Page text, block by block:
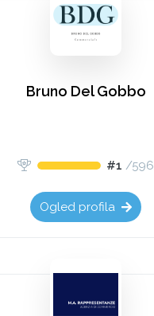
Bruno Del Gobbo
#1 /596
Ogled profila